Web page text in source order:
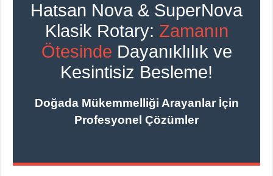
Hatsan Nova & SuperNova
Klasik Rotary: Zamanın
Ötesinde Dayanıklılık ve
Kesintisiz Besleme!
Doğada Mükemmelliği Arayanlar İçin
Profesyonel Çözümler